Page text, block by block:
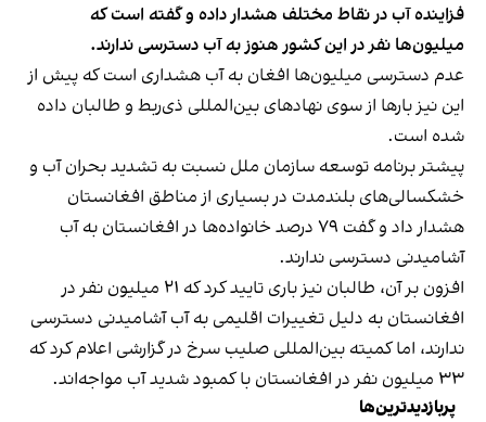
فزاینده آب در نقاط مختلف هشدار داده و گفته است که
میلیون‌ها نفر در این کشور هنوز به آب دسترسی ندارند.
عدم دسترسی میلیون‌ها افغان به آب هشداری است که پیش از
این نیز بارها از سوی نهادهای بین‌المللی ذی‌ربط و طالبان داده
شده است.
پیشتر برنامه توسعه سازمان‌ ملل نسبت به تشدید بحران آب و
خشکسالی‌های بلندمدت در بسیاری از مناطق افغانستان
هشدار داد و گفت ۷۹ درصد خانواده‌ها در افغانستان به آب
آشامیدنی دسترسی ندارند.
افزون بر آن، طالبان نیز باری تایید کرد که ۲۱ میلیون نفر در
افغانستان به دلیل تغییرات اقلیمی به آب آشامیدنی دسترسی
ندارند، اما کمیته بین‌المللی صلیب سرخ در گزارشی اعلام کرد که
۳۳ میلیون نفر در افغانستان با کمبود شدید آب مواجه‌اند.
پربازدیدترین‌ها